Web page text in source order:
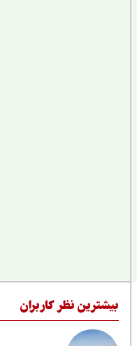
نظر کاربران